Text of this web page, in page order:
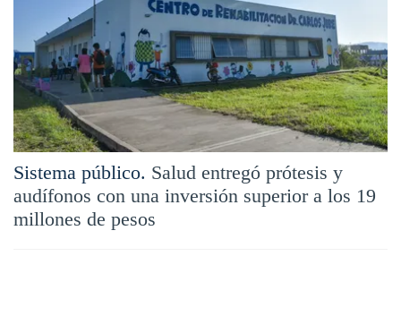
Sistema público. Salud entregó prótesis y
audífonos con una inversión superior a los 19
millones de pesos